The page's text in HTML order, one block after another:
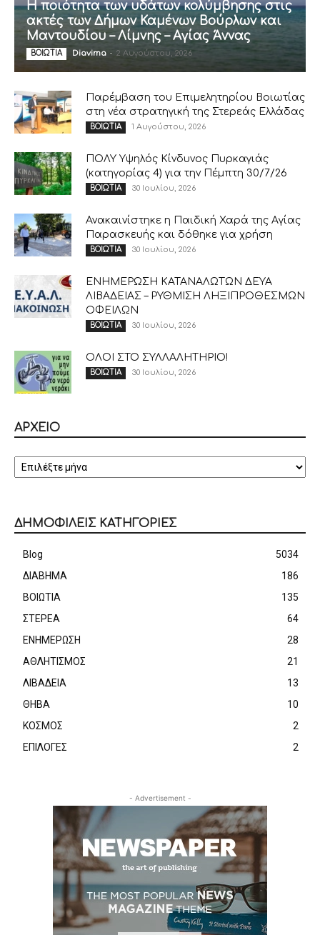
Η ποιότητα των υδάτων κολύμβησης στις
ακτές των Δήμων Καμένων Βούρλων και
Μαντουδίου – Λίμνης – Αγίας Άννας
ΒΟΙΩΤΙΑ Diavima - 2 Αυγούστου, 2026
Παρέμβαση του Επιμελητηρίου Βοιωτίας
στη νέα στρατηγική της Στερεάς Ελλάδας
ΒΟΙΩΤΙΑ 1 Αυγούστου, 2026
ΠΟΛΥ Υψηλός Κίνδυνος Πυρκαγιάς
(κατηγορίας 4) για την Πέμπτη 30/7/26
ΒΟΙΩΤΙΑ 30 Ιουλίου, 2026
Ανακαινίστηκε η Παιδική Χαρά της Αγίας
Παρασκευής και δόθηκε για χρήση
ΒΟΙΩΤΙΑ 30 Ιουλίου, 2026
ΕΝΗΜΕΡΩΣΗ ΚΑΤΑΝΑΛΩΤΩΝ ΔΕΥΑ
ΛΙΒΑΔΕΙΑΣ – ΡΥΘΜΙΣΗ ΛΗΞΙΠΡΟΘΕΣΜΩΝ
ΟΦΕΙΛΩΝ
ΒΟΙΩΤΙΑ 30 Ιουλίου, 2026
ΟΛΟΙ ΣΤΟ ΣΥΛΛΑΛΗΤΗΡΙΟ!
ΒΟΙΩΤΙΑ 30 Ιουλίου, 2026
ΑΡΧΕΙΟ
ΔΗΜΟΦΙΛΕΙΣ ΚΑΤΗΓΟΡΙΕΣ
Blog
5034
ΔΙΑΒΗΜΑ
186
ΒΟΙΩΤΙΑ
135
ΣΤΕΡΕΑ
64
ΕΝΗΜΕΡΩΣΗ
28
ΑΘΛΗΤΙΣΜΟΣ
21
ΛΙΒΑΔΕΙΑ
13
ΘΗΒΑ
10
ΚΟΣΜΟΣ
2
ΕΠΙΛΟΓΕΣ
2
- Advertisement -